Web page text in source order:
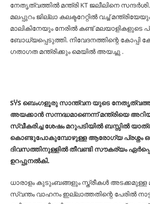
നേതൃത്വത്തിൽ മന്ത്രി KT ജലീലിനെ
മലപ്പുറം ജില്ലാ കലക്ടറേറ്റിൽ വച്ച്
മാലികിനേയും നേരിൽ കണ്ട് മലയാളികളുടെ
ബോധ്യപ്പെടുത്തി. നിവേദനത്തിന്റെ കോപ്പി
ഗതാഗത മന്ത്രിക്കും മെയിൽ അയച്ചു .
SჄS ബെംഗളൂരു സാന്ത്വന യുടെ
അയക്കാൻ സന്നദ്ധമാണെന്ന് മന്ത്രിയെ
സ്വീകരിച്ച ശേഷം മറുപടിയിൽ ബസ്സിൽ
കൊണ്ടുപോകുമ്പോഴുള്ള ആരോഗ്യ പ്രശ്നം
ദിവസത്തിനുള്ളിൽ തീവണ്ടി സൗകര്യം
ഉറപ്പുനൽകി.
ധാരാളം കുടുംബങ്ങളും സ്ത്രീകൾ അടക്കമുള്ള
സ്വന്തം വാഹനം ഇല്ലാത്തതിന്റെ പേരിൽ